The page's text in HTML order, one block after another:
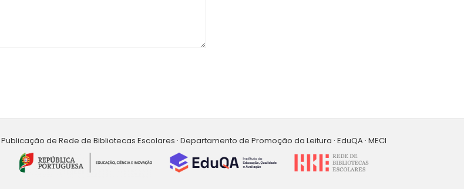
Publicação de Rede de Bibliotecas Escolares · Departamento de Promoção da Leitura · EduQA · MECI